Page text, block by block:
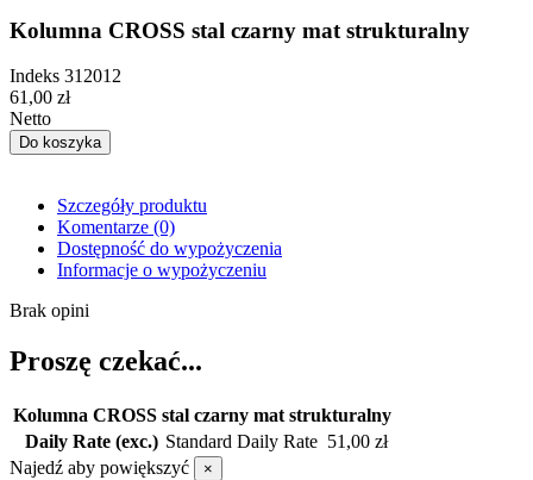
Kolumna CROSS stal czarny mat strukturalny
Indeks 312012
61,00 zł
Netto
Do koszyka
Szczegóły produktu
Komentarze (0)
Dostępność do wypożyczenia
Informacje o wypożyczeniu
Brak opini
Proszę czekać...
Kolumna CROSS stal czarny mat strukturalny
Daily Rate (exc.) Standard Daily Rate 51,00 zł
Najedź aby powiększyć
×